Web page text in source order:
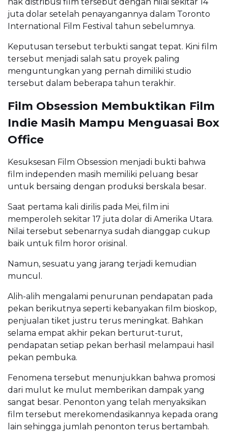
juta dolar setelah penayangannya dalam Toronto
International Film Festival tahun sebelumnya.
Keputusan tersebut terbukti sangat tepat. Kini film
tersebut menjadi salah satu proyek paling
menguntungkan yang pernah dimiliki studio
tersebut dalam beberapa tahun terakhir.
Film Obsession Membuktikan Film
Indie Masih Mampu Menguasai Box
Office
Kesuksesan Film Obsession menjadi bukti bahwa
film independen masih memiliki peluang besar
untuk bersaing dengan produksi berskala besar.
Saat pertama kali dirilis pada Mei, film ini
memperoleh sekitar 17 juta dolar di Amerika Utara.
Nilai tersebut sebenarnya sudah dianggap cukup
baik untuk film horor orisinal.
Namun, sesuatu yang jarang terjadi kemudian
muncul.
Alih-alih mengalami penurunan pendapatan pada
pekan berikutnya seperti kebanyakan film bioskop,
penjualan tiket justru terus meningkat. Bahkan
selama empat akhir pekan berturut-turut,
pendapatan setiap pekan berhasil melampaui hasil
pekan pembuka.
Fenomena tersebut menunjukkan bahwa promosi
dari mulut ke mulut memberikan dampak yang
sangat besar. Penonton yang telah menyaksikan
film tersebut merekomendasikannya kepada orang
lain sehingga jumlah penonton terus bertambah.